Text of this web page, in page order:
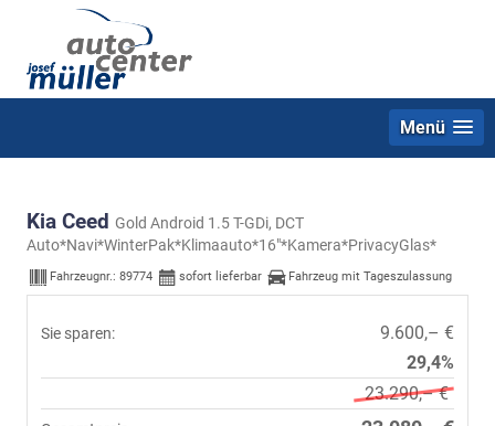
Menü
Kia Ceed Gold Android 1.5 T-GDi, DCT
Auto*Navi*WinterPak*Klimaauto*16"*Kamera*PrivacyGlas*
Fahrzeugnr.: 89774 sofort lieferbar Fahrzeug mit Tageszulassung
Sie sparen:
9.600,– €
29,4%
23.290,– €